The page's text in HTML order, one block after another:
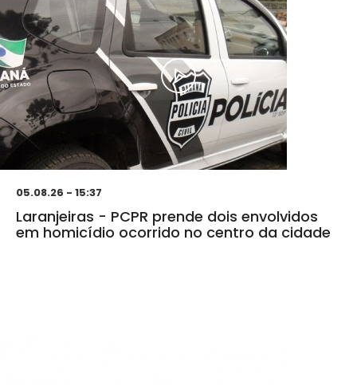
05.08.26 - 15:37
Laranjeiras - PCPR prende dois envolvidos
em homicídio ocorrido no centro da cidade